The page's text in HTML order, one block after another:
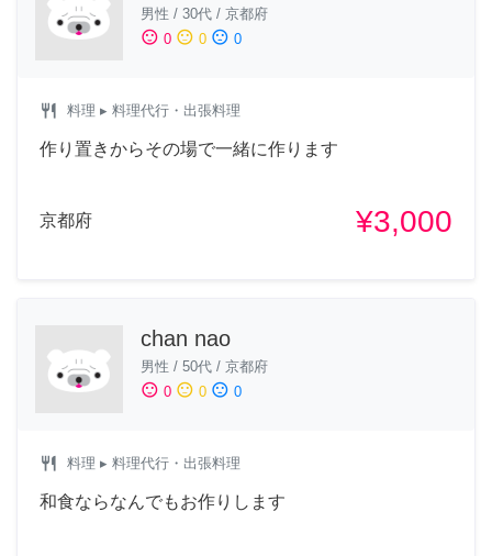
男性 / 30代 / 京都府
sentiment_satisfied 0 sentiment_neutral 0 sentiment_dissatisfied 0
restaurant 料理 ▸ 料理代行・出張料理
作り置きからその場で一緒に作ります
京都府 ¥3,000
chan nao
男性 / 50代 / 京都府
sentiment_satisfied 0 sentiment_neutral 0 sentiment_dissatisfied 0
restaurant 料理 ▸ 料理代行・出張料理
和食ならなんでもお作りします